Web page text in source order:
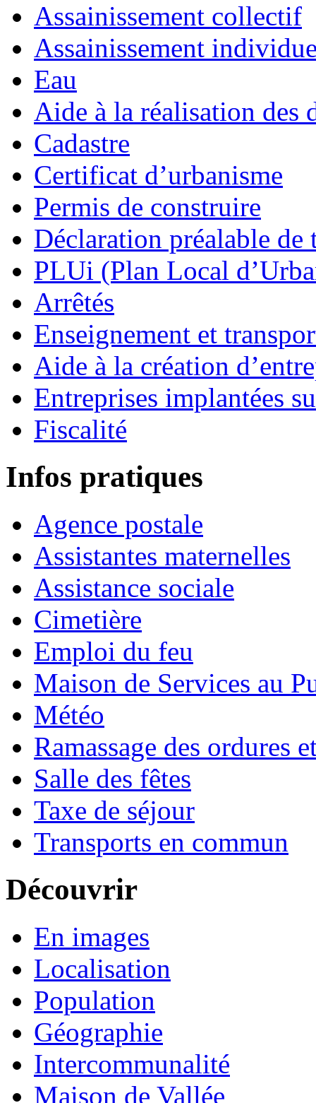
Assainissement collectif
Assainissement
Eau
Aide à la réalisation des
Cadastre
Certificat d’urbanisme
Permis de construire
Déclaration préalable de
PLUi (Plan Local
Arrêtés
Enseignement et
Aide à la création
Entreprises implantées
Fiscalité
Infos pratiques
Agence postale
Assistantes maternelles
Assistance sociale
Cimetière
Emploi du feu
Maison de Services au
Météo
Ramassage des ordures
Salle des fêtes
Taxe de séjour
Transports en commun
Découvrir
En images
Localisation
Population
Géographie
Intercommunalité
Maison de Vallée